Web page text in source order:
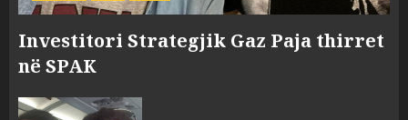
Investitori Strategjik Gaz Paja thirret
në SPAK